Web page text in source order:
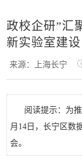
政校企研”汇
新实验室建设
来源：上海长宁
阅读提示：为
月14日，长宁区数
会。